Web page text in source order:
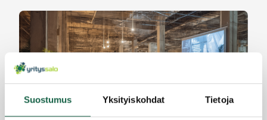
Suostumus Yksityiskohdat Tietoja